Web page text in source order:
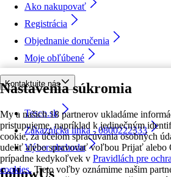
Nastavenia súkromia
My a našich 18 partnerov ukladáme
pristupujeme, napríklad k jedinečným
cookie, za účelom spracúvania osobných
udeliť alebo spravovať voľbou Prijať alebo
prípadne kedykoľvek v Pravidlách pre
cookies. Tieto voľby oznámime našim
Ako nakupovať
Registrácia
Objednanie doručenia
Moje obľúbené
Kontaktujte nás
Tesco.sk
Zákaznícka linka - 0800222333
Výber obchodu
followUs